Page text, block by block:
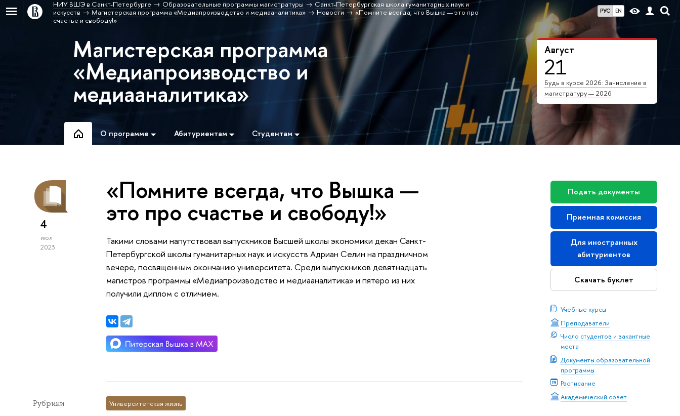
РУС EN
НИУ ВШЭ в Санкт-Петербурге Образовательные программы магистратуры
Санкт-Петербургская школа гуманитарных наук и
искусств
Магистерская программа «Медиапроизводство и медиааналитика» Новости
«Помните всегда, что Вышка — это про
счастье и свободу!»
Август
21
Будь в курсе 2026: Зачисление в
магистратуру — 2026
Магистерская программа
«Медиапроизводство и
медиааналитика»
О программе Абитуриентам Студентам
Подать документы
Приемная комиссия
Для иностранных
абитуриентов
Скачать буклет
Учебные курсы
Преподаватели
Число студентов и вакантные
места
Документы образовательной
программы
Расписание
Академический совет
4
июл
2023
«Помните всегда, что Вышка —
это про счастье и свободу!»
Такими словами напутствовал выпускников Высшей школы экономики декан Санкт-
Петербургской школы гуманитарных наук и искусств Адриан Селин на праздничном
вечере, посвященным окончанию университета. Среди выпускников девятнадцать
магистров программы «Медиапроизводство и медиааналитика» и пятеро из них
получили диплом с отличием.
Рубрики Университетская жизнь